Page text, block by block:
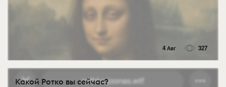
4 Авг 327
Какой Ротко вы сейчас?